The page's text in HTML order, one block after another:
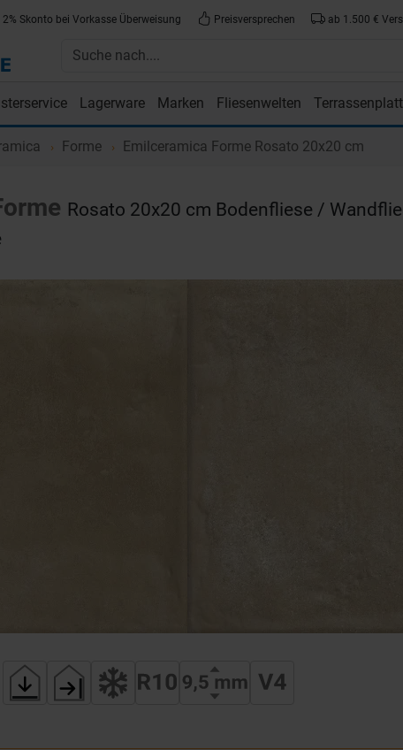
2% Skonto bei Vorkasse Überweisung Preisversprechen ab 1.500 €
Lagerware Marken Fliesenwelten
bei Fliesenrabatte.de
Forme Emilceramica Forme Rosato 20x20 cm
Rosato 20x20 cm Bodenfliese /